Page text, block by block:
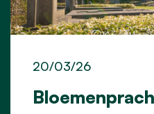
20/03/26